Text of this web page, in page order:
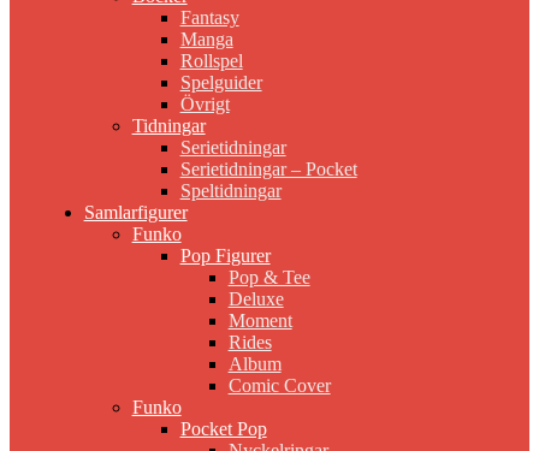
Fantasy
Manga
Rollspel
Spelguider
Övrigt
Tidningar
Serietidningar
Serietidningar – Pocket
Speltidningar
Samlarfigurer
Funko
Pop Figurer
Pop & Tee
Deluxe
Moment
Rides
Album
Comic Cover
Funko
Pocket Pop